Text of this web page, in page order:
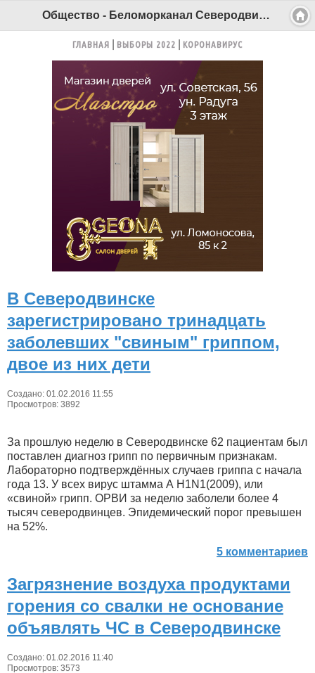
Общество - Беломорканал Северодвинск tv29.ru
ГЛАВНАЯ ВЫБОРЫ 2022 КОРОНАВИРУС
В Северодвинске
зарегистрировано тринадцать
заболевших "свиным" гриппом,
двое из них дети
Создано: 01.02.2016 11:55
Просмотров: 3892
За прошлую неделю в Северодвинске 62 пациентам был
поставлен диагноз грипп по первичным признакам.
Лабораторно подтверждённых случаев гриппа с начала
года 13. У всех вирус штамма А H 1N 1(2009), или
«свиной» грипп. ОРВИ за неделю заболели более 4
тысяч северодвинцев. Эпидемический порог превышен
на 52%.
5 комментариев
Загрязнение воздуха продуктами
горения со свалки не основание
объявлять ЧС в Северодвинске
Создано: 01.02.2016 11:40
Просмотров: 3573